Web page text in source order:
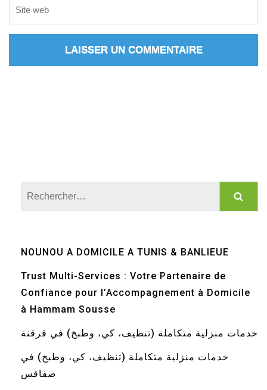
NOUNOU A DOMICILE A TUNIS & BANLIEUE
Trust Multi-Services : Votre Partenaire de
Confiance pour l’Accompagnement à Domicile
à Hammam Sousse
خدمات منزلية متكاملة (تنظيف، كي، وطبخ) في قرقنة
خدمات منزلية متكاملة (تنظيف، كي، وطبخ) في
صفاقس